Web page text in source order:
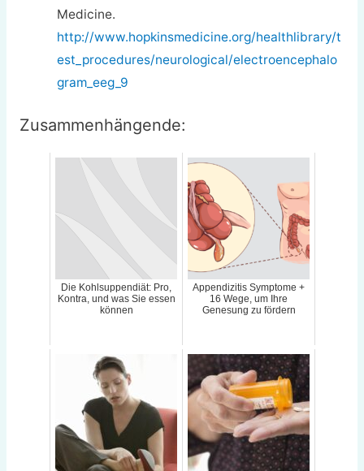
Medicine.
http://www.hopkinsmedicine.org/healthlibrary/t
est_procedures/neurological/electroencephalo
gram_eeg_9
Zusammenhängende:
Die Kohlsuppendiät: Pro,
Kontra, und was Sie essen
können
Appendizitis Symptome +
16 Wege, um Ihre
Genesung zu fördern